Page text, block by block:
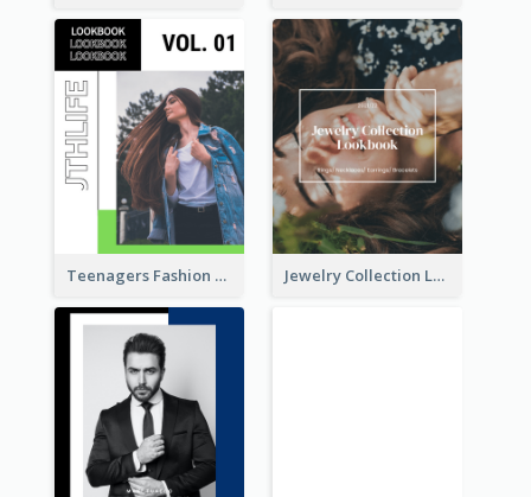
Teenagers Fashion Lookbook Jewelry Collection Lookbook